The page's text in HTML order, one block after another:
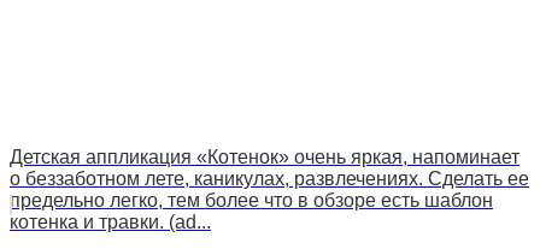
Детская аппликация «Котенок» очень яркая, напоминает
о беззаботном лете, каникулах, развлечениях. Сделать ее
предельно легко, тем более что в обзоре есть шаблон
котенка и травки. (ad...